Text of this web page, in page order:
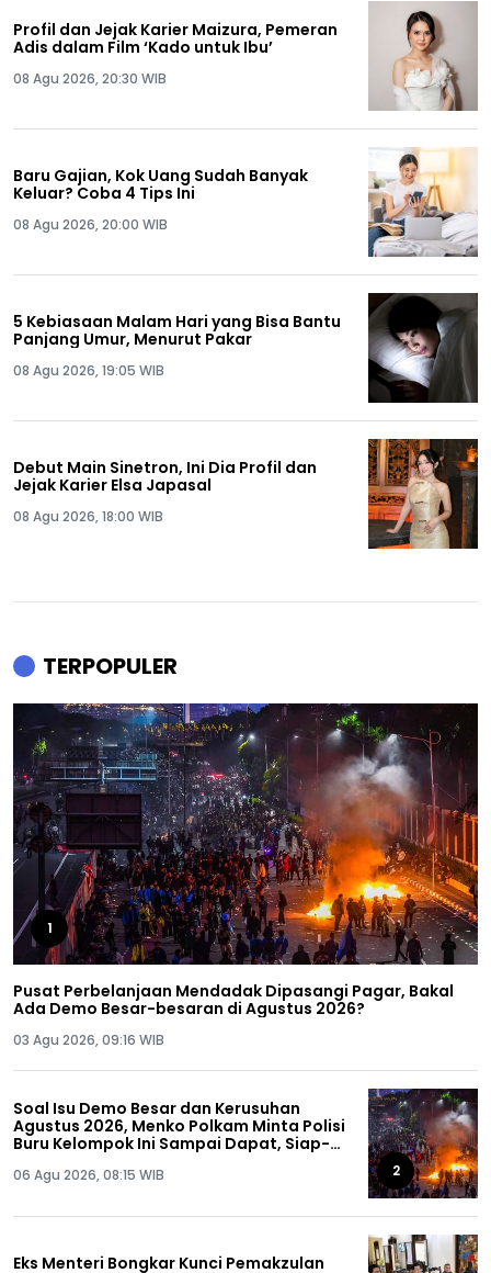
Profil dan Jejak Karier Maizura, Pemeran
Adis dalam Film ‘Kado untuk Ibu’
08 Agu 2026, 20:30 WIB
Baru Gajian, Kok Uang Sudah Banyak
Keluar? Coba 4 Tips Ini
08 Agu 2026, 20:00 WIB
5 Kebiasaan Malam Hari yang Bisa Bantu
Panjang Umur, Menurut Pakar
08 Agu 2026, 19:05 WIB
Debut Main Sinetron, Ini Dia Profil dan
Jejak Karier Elsa Japasal
08 Agu 2026, 18:00 WIB
TERPOPULER
1
Pusat Perbelanjaan Mendadak Dipasangi Pagar, Bakal
Ada Demo Besar-besaran di Agustus 2026?
03 Agu 2026, 09:16 WIB
Soal Isu Demo Besar dan Kerusuhan
Agustus 2026, Menko Polkam Minta Polisi
Buru Kelompok Ini Sampai Dapat, Siap-
06 Agu 2026, 08:15 WIB 2
Eks Menteri Bongkar Kunci Pemakzulan